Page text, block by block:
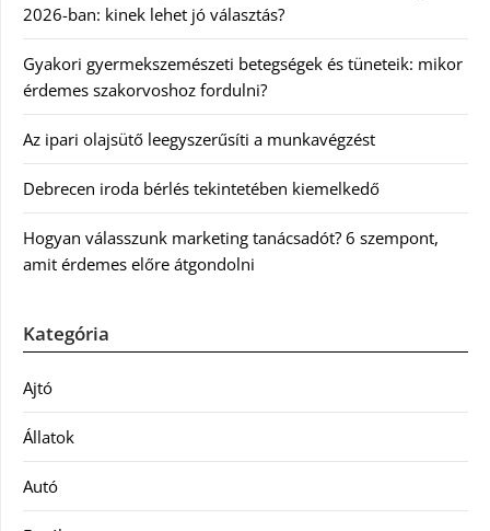
2026-ban: kinek lehet jó választás?
Gyakori gyermekszemészeti betegségek és tüneteik: mikor
érdemes szakorvoshoz fordulni?
Az ipari olajsütő leegyszerűsíti a munkavégzést
Debrecen iroda bérlés tekintetében kiemelkedő
Hogyan válasszunk marketing tanácsadót? 6 szempont,
amit érdemes előre átgondolni
Kategória
Ajtó
Állatok
Autó